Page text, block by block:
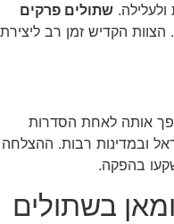
שתולים פרקים
הקדיש זמן רב ליצירת
אותה לאחת הסדרות
ובמדינות רבות. ההצלחה
בהפקה.
בשתולים